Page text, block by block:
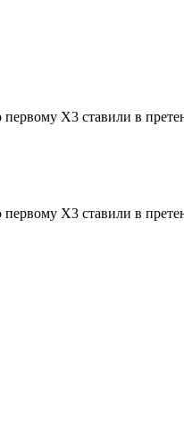
X3 ставили в
X3 ставили в